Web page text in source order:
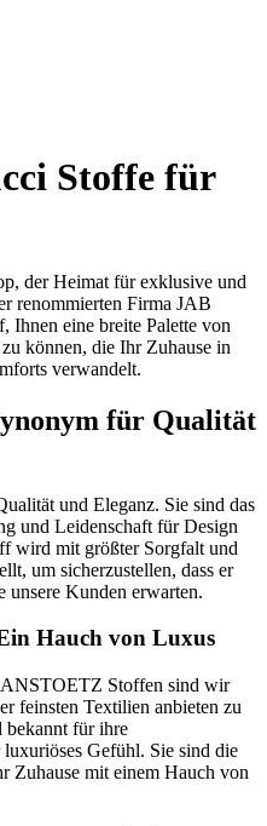
Stoffe für
der Heimat für exklusive und
renommierten Firma JAB
eine breite Palette von
können, die Ihr Zuhause in
verwandelt.
für Qualität
und Eleganz. Sie sind das
und Leidenschaft für Design
wird mit größter Sorgfalt und
um sicherzustellen, dass er
unsere Kunden erwarten.
Hauch von Luxus
Stoffen sind wir
feinsten Textilien anbieten zu
für ihre
Gefühl. Sie sind die
Zuhause mit einem Hauch von